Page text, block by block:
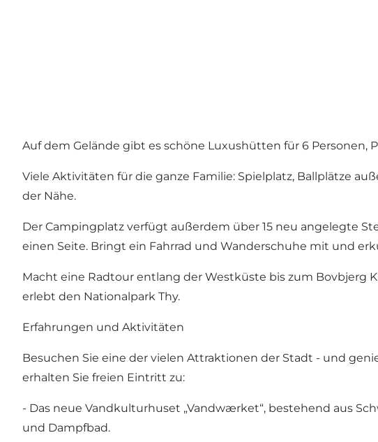
Auf dem Gelände gibt es schöne Luxushütten für 6 Personen,
Viele Aktivitäten für die ganze Familie: Spielplatz, Ballplätze
der Nähe.
Der Campingplatz verfügt außerdem über 15 neu angelegte
einen Seite. Bringt ein Fahrrad und Wanderschuhe mit und
Macht eine Radtour entlang der Westküste bis zum Bovbjerg
erlebt den Nationalpark Thy.
Erfahrungen und Aktivitäten
Besuchen Sie eine der vielen Attraktionen der Stadt - und
erhalten Sie freien Eintritt zu:
- Das neue Vandkulturhuset „Vandwærket“, bestehend aus
und Dampfbad.